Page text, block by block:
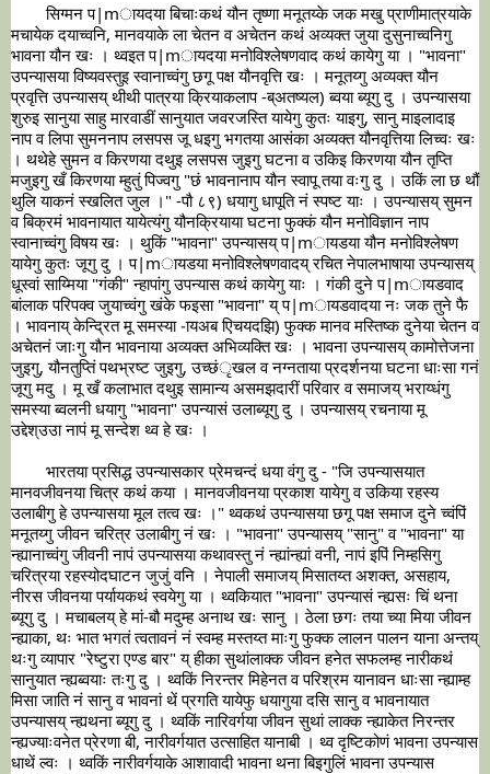
	सिग्मन प|mायदया बिचाःकथं यौन तृष्णा मनूतय्के जक मखु प्राणीमात्रयाके
मचायेक दयाच्वनि, मानवयाके ला चेतन व अचेतन कथं अव्यक्त जुया दुसुनाच्वनिगु
भावना यौन खः । थ्वइत प|mायदया मनोविश्लेषणवाद कथं कायेगु या । "भावना"
उपन्यासया विष्यवस्तुइ स्वानाच्वंगु छगू पक्ष यौनवृत्ति खः । मनूतय्गु अव्यक्त यौन
प्रवृत्ति उपन्यासय् थीथी पात्रया क्रियाकलाप -ब्अतष्यल) ब्वया ब्यूगु दु । उपन्यासया
शुरुइ सानुया साहु मारवाडीं सानुयात जवरजस्ति यायेगु कुतः याइगु, सानु माइलादाइ
नाप व लिपा सुमननाप लसपस जू धइगु भगतया आसंका अव्यक्त यौनवृत्तिया लिच्वः खः
। थथेहे सुमन व किरणया दथुइ लसपस जुइगु घटना व उकिइ किरणया यौन तृप्ति
मजुइगु खँ किरणया म्हुतुं पिज्वगु "छं भावनानाप यौन स्वापू तया वःगु दु । उकिं ला छ थौं
थुलि याकनं स्खलित जुल ।" -पौ ८९) धयागु धापूति नं स्पष्ट याः । उपन्यासय् सुमन
व बिक्रमं भावनायात यायेत्यंगु यौनक्रियाया घटना फुक्कं यौन मनोविज्ञान नाप
स्वानाच्वंगु विषय खः । थुकिं "भावना" उपन्यासय् प|mायडया यौन मनोविश्लेषण
यायेगु कुतः जूगु दु । प|mायडया मनोविश्लेषणवादय् रचित नेपालभाषाया उपन्यासय्
धूस्वां साय्मिया "गंकी" न्हापांगु उपन्यास कथं कायेगु याः । गंकी दुने प|mायडवाद
बांलाक परिपक्व जुयाच्वंगु खंके फइसा "भावना" य् प|mायडवादया नः जक तुने फै
। भावनाय् केन्दि्रत मू समस्या -ायअब एिचयदझि) फुक्क मानव मस्तिष्क दुनेया चेतन व
अचेतनं जाःगु यौन भावनाया अव्यक्त अभिव्यक्ति खः । भावना उपन्यासय् कामोत्तेजना
जुइगु, यौनतुप्तिं पथभ्रष्ट जुइगु, उच्छंृखल व नग्नताया प्रदर्शनया घटना धाःसा गनं
जूगु मदु । मू खँ कलाभात दथुइ सामान्य असमझदारीं परिवार व समाजय् भराय्धंगु
समस्या ब्वलनी धयागु "भावना" उपन्यासं उलाब्यूगु दु । उपन्यासय् रचनाया मू
मानवजीवनया चित्र कथं कया । मानवजीवनया प्रकाश यायेगु व उकिया रहस्य
उलाबीगु हे उपन्यासया मूल तत्व खः ।" थ्वकथं उपन्यासया छगू पक्ष समाज दुने च्वंपिं
मनूतय्गु जीवन चरित्र उलाबीगु नं खः । "भावना" उपन्यासय् "सानु" व "भावना" या
न्ह्यानाच्वंगु जीवनी नापं उपन्यासया कथावस्तु नं न्ह्यांन्ह्यां वनी, नापं इपिं निम्हसिगु
चरित्रया रहस्योदघाटन जुजुं वनि । नेपाली समाजय् मिसातय्त अशक्त, असहाय,
नीरस जीवनया पर्यायकथं स्वयेगु या । थ्वकियात "भावना" उपन्यासं न्ह्यसः चिं थना
ब्यूगु दु । मचाबलय् हे मां-बौ मदुम्ह अनाथ खः सानु । ठेला छगः तया च्या मिया जीवन
न्ह्याका, थः भात भगतं त्वतावनं नं स्वम्ह मस्तय्त माःगु फुक्क लालन पालन याना अन्तय्
थःगु व्यापार "रेष्टुरा एण्ड बार" य् हीका सुथांलाक्क जीवन हनेत सफलम्ह नारीकथं
सानुयात न्ह्यब्वयाः तःगु दु । थ्वकिं निरन्तर मिहेनत व परिश्रम यानावन धाःसा न्ह्याम्ह
मिसा जाति नं सानु व भावनां थें प्रगति यायेफु धयागुया दसि सानु व भावनायात
उपन्यासय् न्ह्यथना ब्यूगु दु । थ्वकिं नारिवर्गया जीवन सुथां लाक्क न्ह्याकेत निरन्तर
न्ह्यज्याःवनेत प्रेरणा बी, नारीवर्गयात उत्साहित यानाबी । थ्व दृष्टिकोणं भावना उपन्यास
धाथें ल्वः । थ्वकिं नारीवर्गयाके आशावादी भावना थना बिइगुलिं भावना उपन्यास